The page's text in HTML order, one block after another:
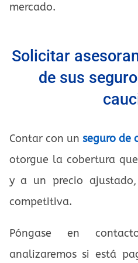
mercado.
Solicitar
de sus
Contar con un seguro de
otorgue la cobertura
y a un precio
competitiva.
Póngase en
analizaremos si está